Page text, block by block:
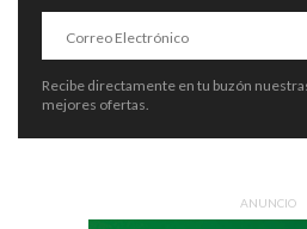
Recibe directamente en tu buzón
mejores ofertas.
ANUNCIO